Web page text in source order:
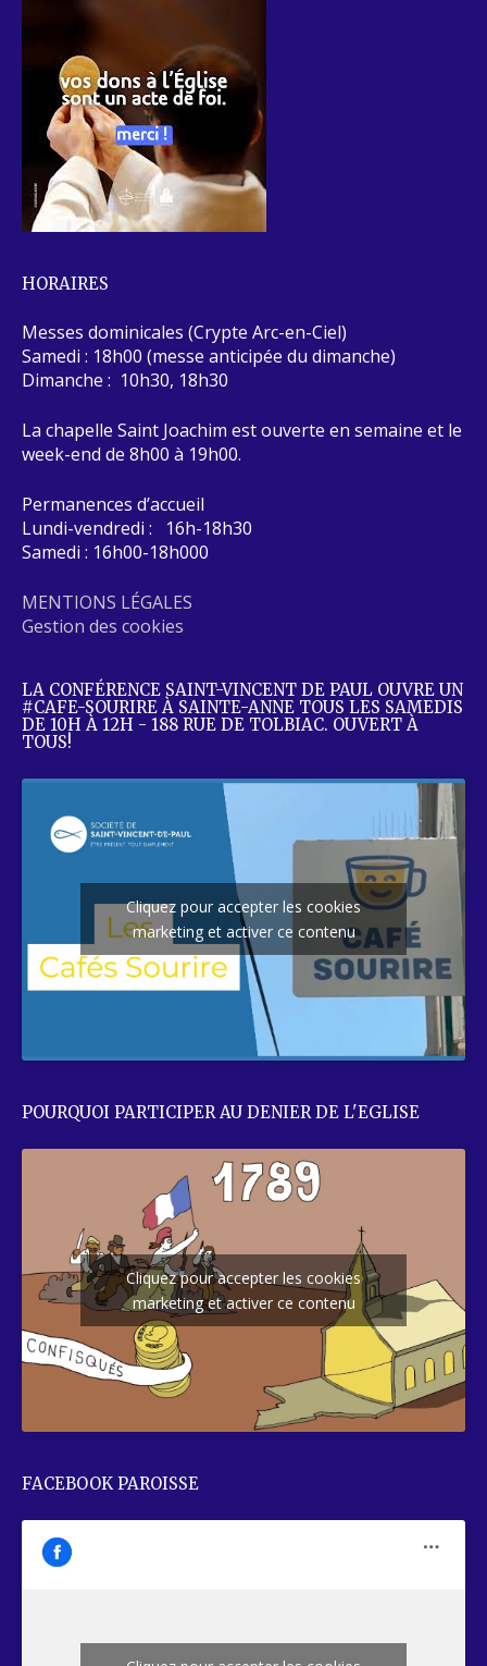
HORAIRES
Messes dominicales (Crypte Arc-en-Ciel)
Samedi : 18h00 (messe anticipée du dimanche)
Dimanche : 10h30, 18h30
La chapelle Saint Joachim est ouverte en semaine et le
week-end de 8h00 à 19h00.
Permanences d’accueil
Lundi-vendredi : 16h-18h30
Samedi : 16h00-18h000
MENTIONS LÉGALES
Gestion des cookies
LA CONFÉRENCE SAINT-VINCENT DE PAUL OUVRE UN
#CAFE-SOURIRE À SAINTE-ANNE TOUS LES SAMEDIS
DE 10H À 12H - 188 RUE DE TOLBIAC. OUVERT À
TOUS!
Cliquez pour accepter les cookies
marketing et activer ce contenu
POURQUOI PARTICIPER AU DENIER DE L'EGLISE
Cliquez pour accepter les cookies
marketing et activer ce contenu
FACEBOOK PAROISSE